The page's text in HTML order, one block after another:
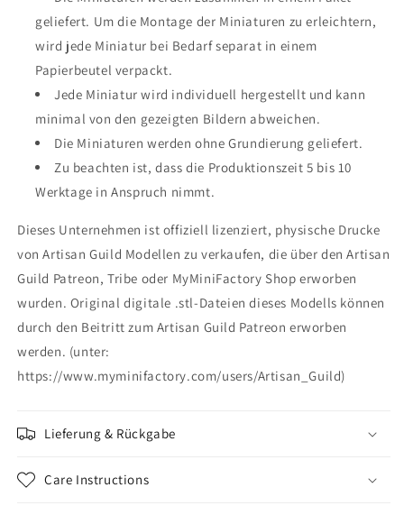
geliefert. Um die Montage der Miniaturen zu erleichtern,
wird jede Miniatur bei Bedarf separat in einem
Papierbeutel verpackt.
Jede Miniatur wird individuell hergestellt und kann
minimal von den gezeigten Bildern abweichen.
Die Miniaturen werden ohne Grundierung geliefert.
Zu beachten ist, dass die Produktionszeit 5 bis 10
Werktage in Anspruch nimmt.
Dieses Unternehmen ist offiziell lizenziert, physische Drucke
von Artisan Guild Modellen zu verkaufen, die über den Artisan
Guild Patreon, Tribe oder MyMiniFactory Shop erworben
wurden. Original digitale .stl-Dateien dieses Modells können
durch den Beitritt zum Artisan Guild Patreon erworben
werden. (unter:
https://www.myminifactory.com/users/Artisan_Guild)
Lieferung & Rückgabe
Care Instructions